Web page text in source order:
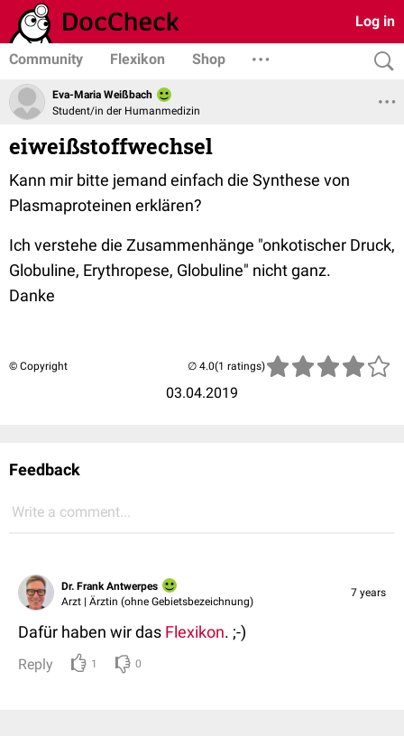
Log in
Community Flexikon Shop
Eva-Maria Weißbach
Student/in der Humanmedizin
eiweißstoffwechsel
Kann mir bitte jemand einfach die Synthese von
Plasmaproteinen erklären?
Ich verstehe die Zusammenhänge "onkotischer Druck,
Globuline, Erythropese, Globuline" nicht ganz.
Danke
© Copyright
03.04.2019
(1 ratings)
Feedback
Write a comment...
Dr. Frank Antwerpes
Arzt | Ärztin (ohne Gebietsbezeichnung)
7 years
Dafür haben wir das Flexikon. ;-)
Reply 1 0